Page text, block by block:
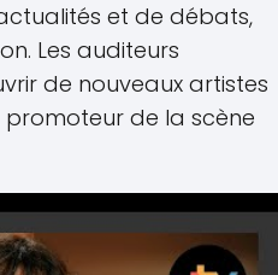
et de débats,
Les auditeurs
de nouveaux artistes
de la scène